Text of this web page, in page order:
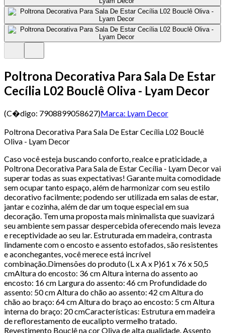
Poltrona Decorativa Para Sala De Estar
Cecília L02 Bouclê Oliva - Lyam Decor
(C�digo: 7908899058627)Marca: Lyam Decor
Poltrona Decorativa Para Sala De Estar Cecília L02 Bouclê
Oliva - Lyam Decor
Caso você esteja buscando conforto, realce e praticidade, a
Poltrona Decorativa Para Sala de Estar Cecília - Lyam Decor vai
superar todas as suas expectativas! Garante muita comodidade
sem ocupar tanto espaço, além de harmonizar com seu estilo
decorativo facilmente; podendo ser utilizada em salas de estar,
jantar e cozinha, além de dar um toque especial em sua
decoração. Tem uma proposta mais minimalista que suavizará
seu ambiente sem passar despercebida oferecendo mais leveza
e receptividade ao seu lar. Estruturada em madeira, contrasta
lindamente com o encosto e assento estofados, são resistentes
e aconchegantes, você merece está incrível
combinação.Dimensões do produto (L x A x P)61 x 76 x 50,5
cmAltura do encosto: 36 cm Altura interna do assento ao
encosto: 16 cm Largura do assento: 46 cm Profundidade do
assento: 50 cm Altura do chão ao assento: 42 cm Altura do
chão ao braço: 64 cm Altura do braço ao encosto: 5 cm Altura
interna do braço: 20 cmCaracterísticas: Estrutura em madeira
de reflorestamento de eucalipto vermelho tratado.
Revestimento Bouclê na cor Oliva de alta qualidade. Assento